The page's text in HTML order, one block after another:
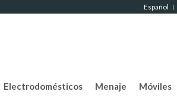
Español |
Electrodomésticos Menaje Móviles